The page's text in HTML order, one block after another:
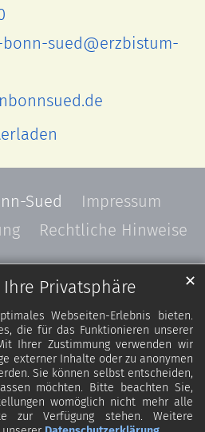
Privatsphäre
Webseiten-Erlebnis bieten.
die für das Funktionieren unserer
Ihrer Zustimmung verwenden wir
externer Inhalte oder zu anonymen
Sie können selbst entscheiden,
möchten. Bitte beachten Sie,
womöglich nicht mehr alle
zur Verfügung stehen. Weitere
✕
sued@erzbistum-
Sued
Impressum
Rechtliche Hinweise